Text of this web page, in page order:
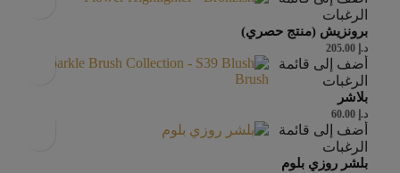
الرغبات
برونزيش (منتج حصري)
د.إ
أضف إلى قائمة
الرغبات
بلاشر
د.إ
أضف إلى قائمة
الرغبات
بلشر روزي بلوم